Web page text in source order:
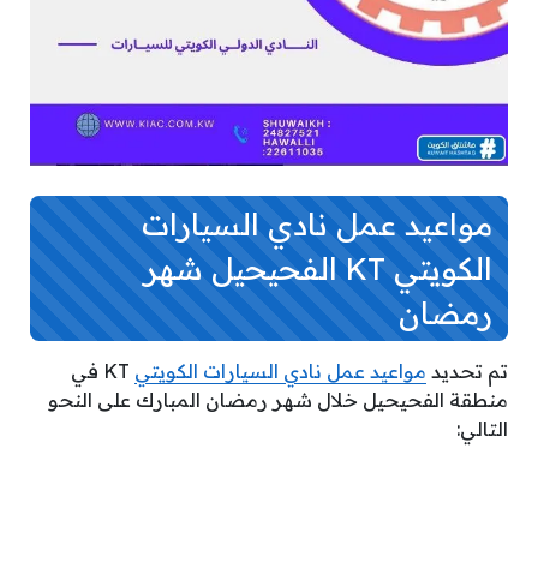
مواعيد عمل نادي السيارات
الكويتي KT الفحيحيل شهر
رمضان
تم تحديد مواعيد عمل نادي السيارات الكويتي
KT في
منطقة الفحيحيل خلال شهر رمضان المبارك على النحو
التالي: